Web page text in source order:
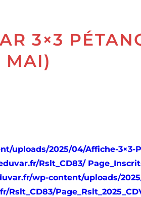
3×3
MAI)
uploads/2025/04/Affiche-3×3-
Rslt_CD83/
wp-content/uploads/